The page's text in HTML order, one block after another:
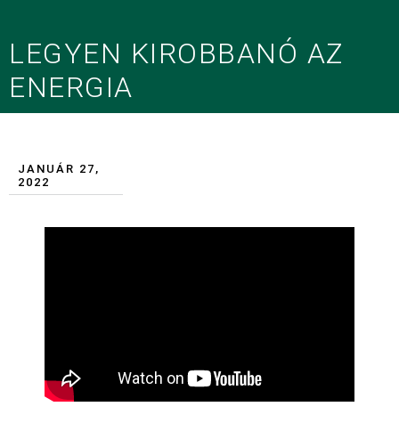
LEGYEN KIROBBANÓ AZ
ENERGIA
JANUÁR 27,
2022